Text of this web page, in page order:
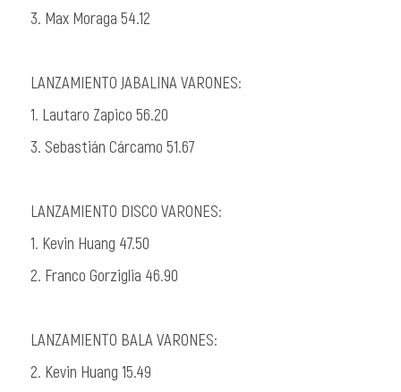
3. Max Moraga 54.12
LANZAMIENTO JABALINA VARONES:
1. Lautaro Zapico 56.20
3. Sebastián Cárcamo 51.67
LANZAMIENTO DISCO VARONES:
1. Kevin Huang 47.50
2. FrancoGorziglia 46.90
LANZAMIENTO BALA VARONES:
2. Kevin Huang 15.49